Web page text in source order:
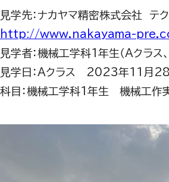
見学先：ナカヤマ精密株式会社 テ
http://www.nakayama-
見学者：機械工学科1年生（Aクラス
見学日：Aクラス 2023年11月28
科目：機械工学科1年生 機械工作実